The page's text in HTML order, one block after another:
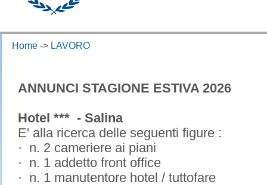
Home -> LAVORO
ANNUNCI STAGIONE ESTIVA 2026
Hotel *** - Salina
E' alla ricerca delle seguenti figure :
· n. 2 cameriere ai piani
· n. 1 addetto front office
· n. 1 manutentore hotel / tuttofare